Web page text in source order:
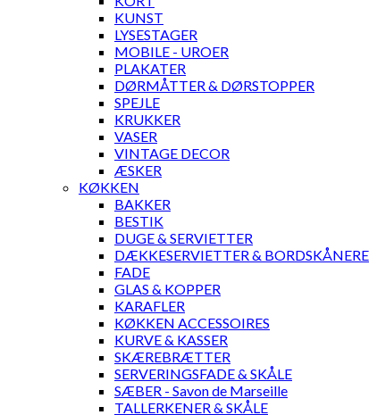
KUNST
LYSESTAGER
MOBILE - UROER
PLAKATER
DØRMÅTTER & DØRSTOPPER
SPEJLE
KRUKKER
VASER
VINTAGE DECOR
ÆSKER
KØKKEN
BAKKER
BESTIK
DUGE & SERVIETTER
DÆKKESERVIETTER & BORDSKÅNERE
FADE
GLAS & KOPPER
KARAFLER
KØKKEN ACCESSOIRES
KURVE & KASSER
SKÆREBRÆTTER
SERVERINGSFADE & SKÅLE
SÆBER - Savon de Marseille
TALLERKENER & SKÅLE